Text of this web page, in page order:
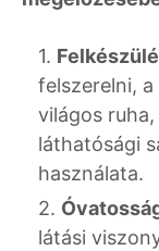
felszerelni,
világos
láthatósági
használata.
látási